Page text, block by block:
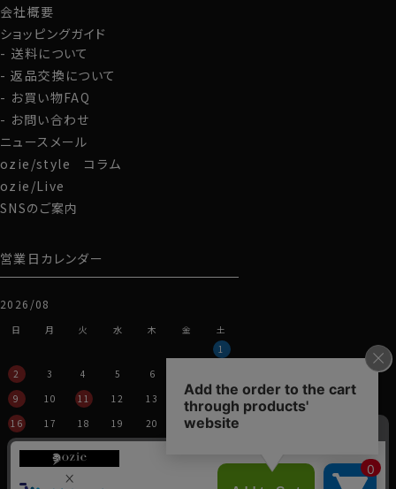
会社概要
ショッピングガイド
送料について
返品交換について
お買い物FAQ
お問い合わせ
ニュースメール
ozie/style コラム
ozie/Live
SNSのご案内
営業日カレンダー
2026/08
日 月 火 水 木 金
土
1
2
3 4 5 6
9
10 11 12 13 14
15
16
17 18 19 20 21
22
23
24 25 26